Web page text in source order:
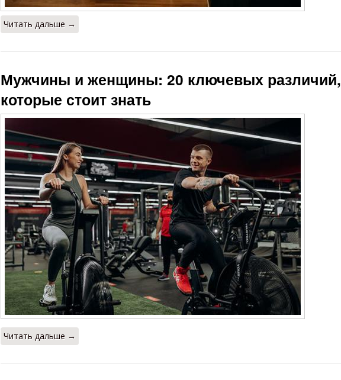
Читать дальше →
Мужчины и женщины: 20 ключевых различий,
которые стоит знать
Читать дальше →